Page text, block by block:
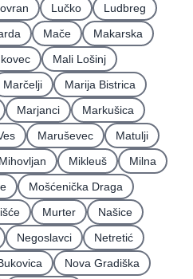
Lučko
Ludbreg
Mače
Makarska
Mali Lošinj
Marčelji
Marija Bistrica
Marjanci
Markušica
Maruševec
Matulji
Mihovljan Mikleuš
Milna
Mošćenička Draga
Murter
Našice
Negoslavci
Netretić
Nova Gradiška